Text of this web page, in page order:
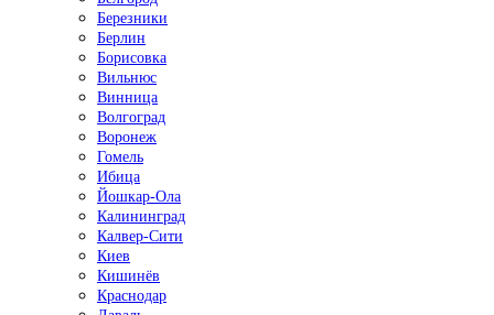
Березники
Берлин
Борисовка
Вильнюс
Винница
Волгоград
Воронеж
Гомель
Ибица
Йошкар-Ола
Калининград
Калвер-Сити
Киев
Кишинёв
Краснодар